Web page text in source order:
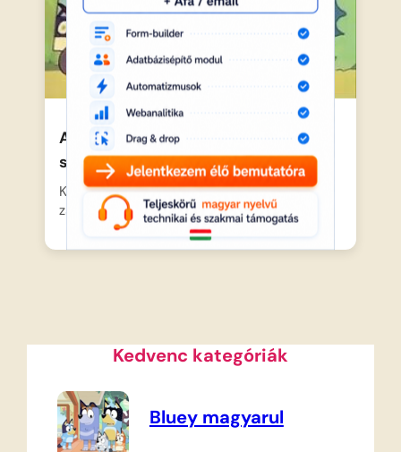
A kockásfülű nyúl – Kriszta
születésnapja
Kriszta izgatottan készül a születésnapi
zsúrjára, szépen megteríti az asztalt…
Kedvenc kategóriák
Bluey magyarul